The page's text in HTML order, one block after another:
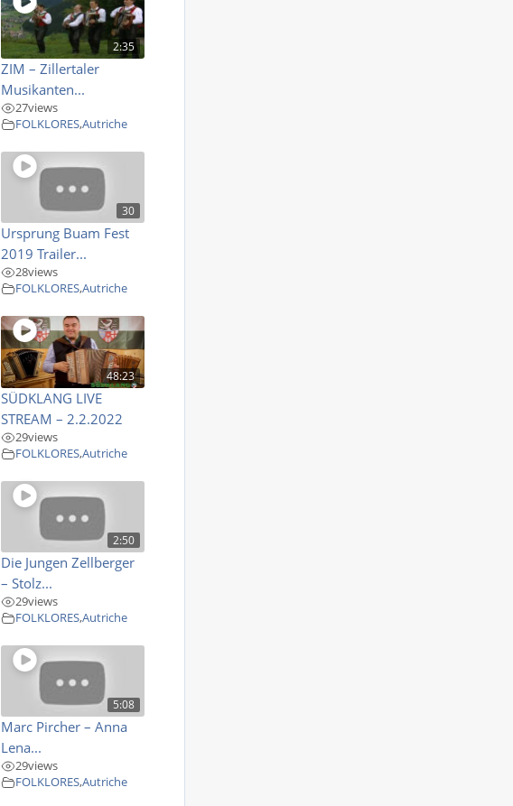
2:35
ZIM – Zillertaler
Musikanten...
27views
FOLKLORES,Autriche
30
Ursprung Buam Fest
2019 Trailer...
28views
FOLKLORES,Autriche
48:23
SÜDKLANG LIVE
STREAM – 2.2.2022
29views
FOLKLORES,Autriche
2:50
Die Jungen Zellberger
– Stolz...
29views
FOLKLORES,Autriche
5:08
Marc Pircher – Anna
Lena...
29views
FOLKLORES,Autriche